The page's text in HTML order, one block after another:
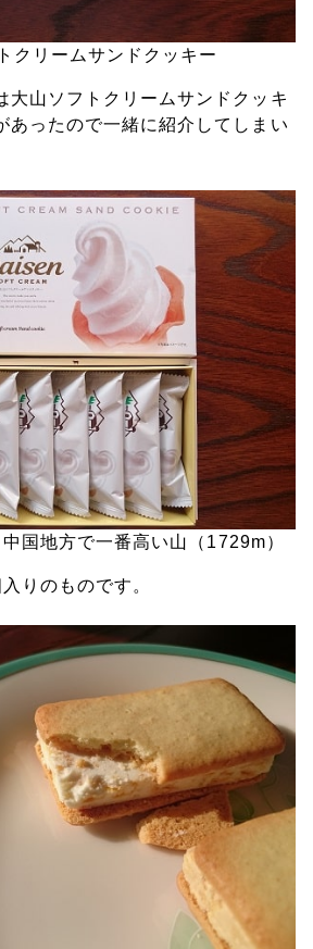
クリームサンドクッキー
大山ソフトクリームサンドクッキ
あったので一緒に紹介してしまい
国地方で一番高い山（1729m）
りのものです。